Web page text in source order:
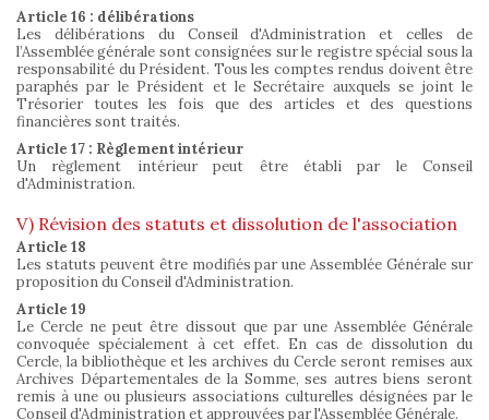
Article 16 : délibérations
Les délibérations du Conseil d'Administration et celles de
l’Assemblée générale sont consignées sur le registre spécial sous la
responsabilité du Président. Tous les comptes rendus doivent être
paraphés par le Président et le Secrétaire auxquels se joint le
Trésorier toutes les fois que des articles et des questions
financières sont traités.
Article 17 : Règlement intérieur
Un règlement intérieur peut être établi par le Conseil
d'Administration.
V) Révision des statuts et dissolution de l'association
Article 18
Les statuts peuvent être modifiés par une Assemblée Générale sur
proposition du Conseil d'Administration.
Article 19
Le Cercle ne peut être dissout que par une Assemblée Générale
convoquée spécialement à cet effet. En cas de dissolution du
Cercle, la bibliothèque et les archives du Cercle seront remises aux
Archives Départementales de la Somme, ses autres biens seront
remis à une ou plusieurs associations culturelles désignées par le
Conseil d'Administration et approuvées par l'Assemblée Générale.